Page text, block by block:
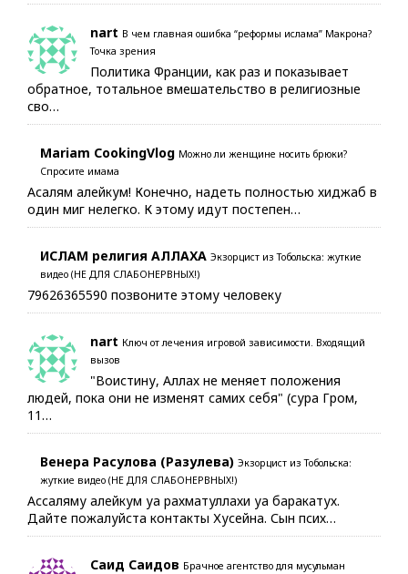
nart В чем главная ошибка “реформы ислама” Макрона?
Точка зрения
Политика Франции, как раз и показывает
обратное, тотальное вмешательство в религиозные
сво…
Mariam CookingVlog Можно ли женщине носить брюки?
Спросите имама
Асалям алейкум! Конечно, надеть полностью хиджаб в
один миг нелегко. К этому идут постепен…
ИСЛАМ религия АЛЛАХА Экзорцист из Тобольска: жуткие
видео (НЕ ДЛЯ СЛАБОНЕРВНЫХ!)
79626365590 позвоните этому человеку
nart Ключ от лечения игровой зависимости. Входящий
вызов
"Воистину, Аллах не меняет положения
людей, пока они не изменят самих себя" (сура Гром,
11…
Венера Расулова (Разулева) Экзорцист из Тобольска:
жуткие видео (НЕ ДЛЯ СЛАБОНЕРВНЫХ!)
Ассаляму алейкум уа рахматуллахи уа баракатух.
Дайте пожалуйста контакты Хусейна. Сын псих…
Саид Саидов Брачное агентство для мусульман